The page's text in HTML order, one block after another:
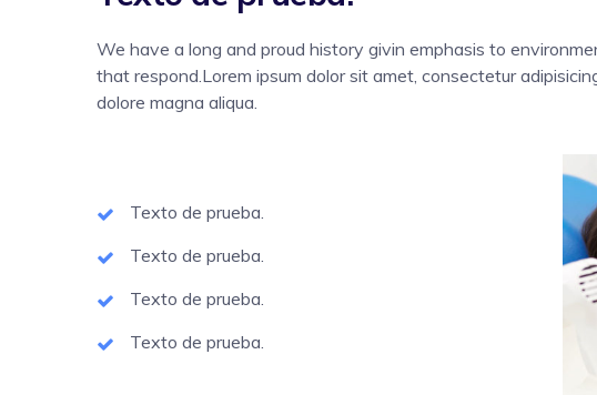
We have a long and proud history givin emphasis to
that respond.Lorem ipsum dolor sit amet, consectetur
dolore magna aliqua.
Texto de prueba.
Texto de prueba.
Texto de prueba.
Texto de prueba.